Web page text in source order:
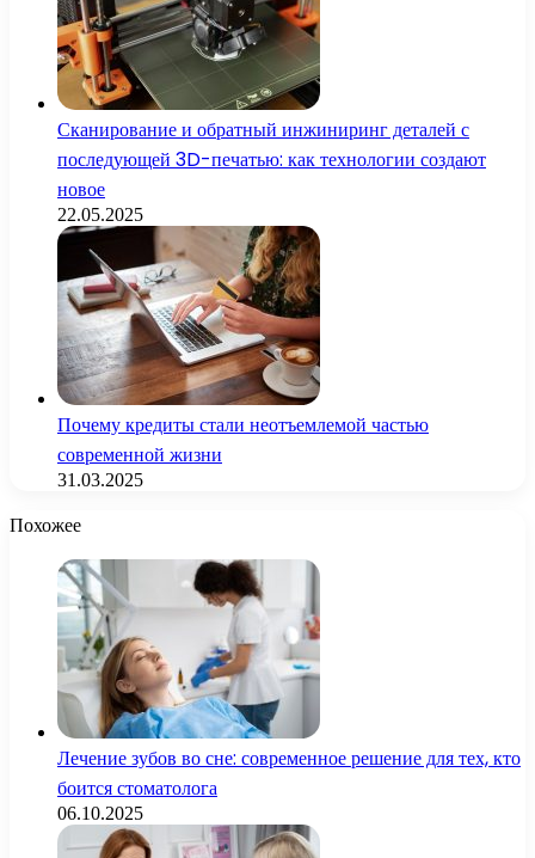
Сканирование и обратный инжиниринг деталей с
последующей 3D-печатью: как технологии создают
новое
22.05.2025
Почему кредиты стали неотъемлемой частью
современной жизни
31.03.2025
Похожее
Лечение зубов во сне: современное решение для тех, кто
боится стоматолога
06.10.2025